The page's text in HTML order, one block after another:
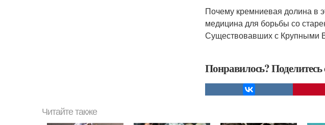
Почему кремниевая долина в
медицина для борьбы со
Существовавших с Крупными
Понравилось? Поделитесь
Читайте также